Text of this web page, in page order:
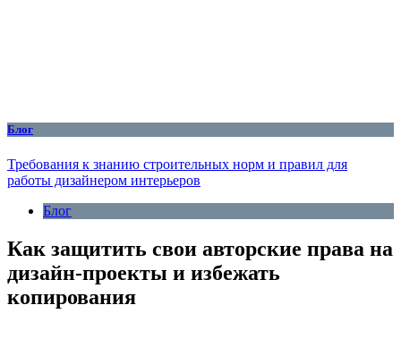
Блог
Требования к знанию строительных норм и правил для
работы дизайнером интерьеров
Блог
Как защитить свои авторские права на
дизайн-проекты и избежать
копирования